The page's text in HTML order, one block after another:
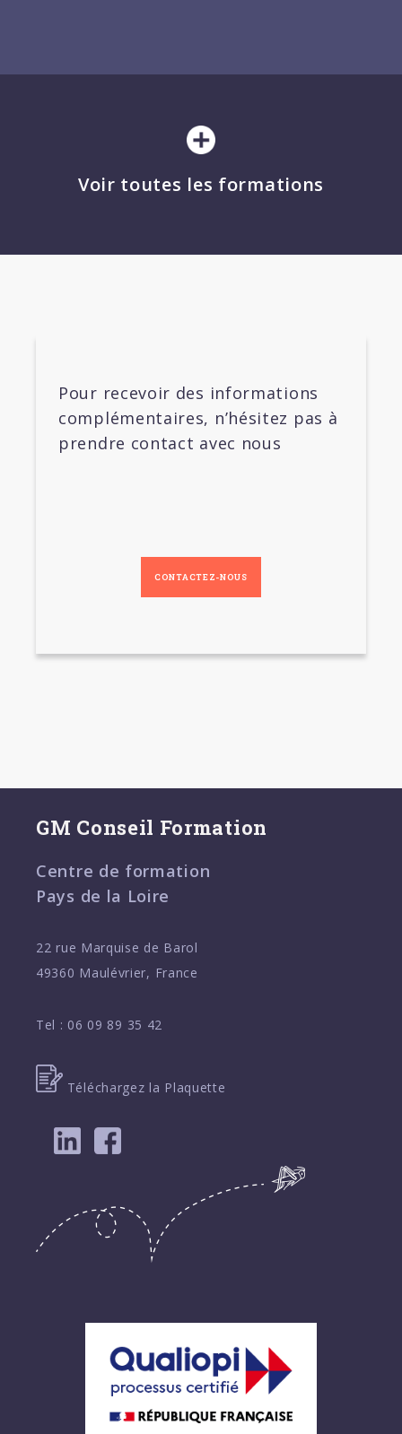
Voir toutes les formations
Pour recevoir des informations
complémentaires, n’hésitez pas à
prendre contact avec nous
CONTACTEZ-NOUS
GM Conseil Formation
Centre de formation
Pays de la Loire
22 rue Marquise de Barol
49360 Maulévrier, France
Tel : 06 09 89 35 42
Téléchargez la Plaquette